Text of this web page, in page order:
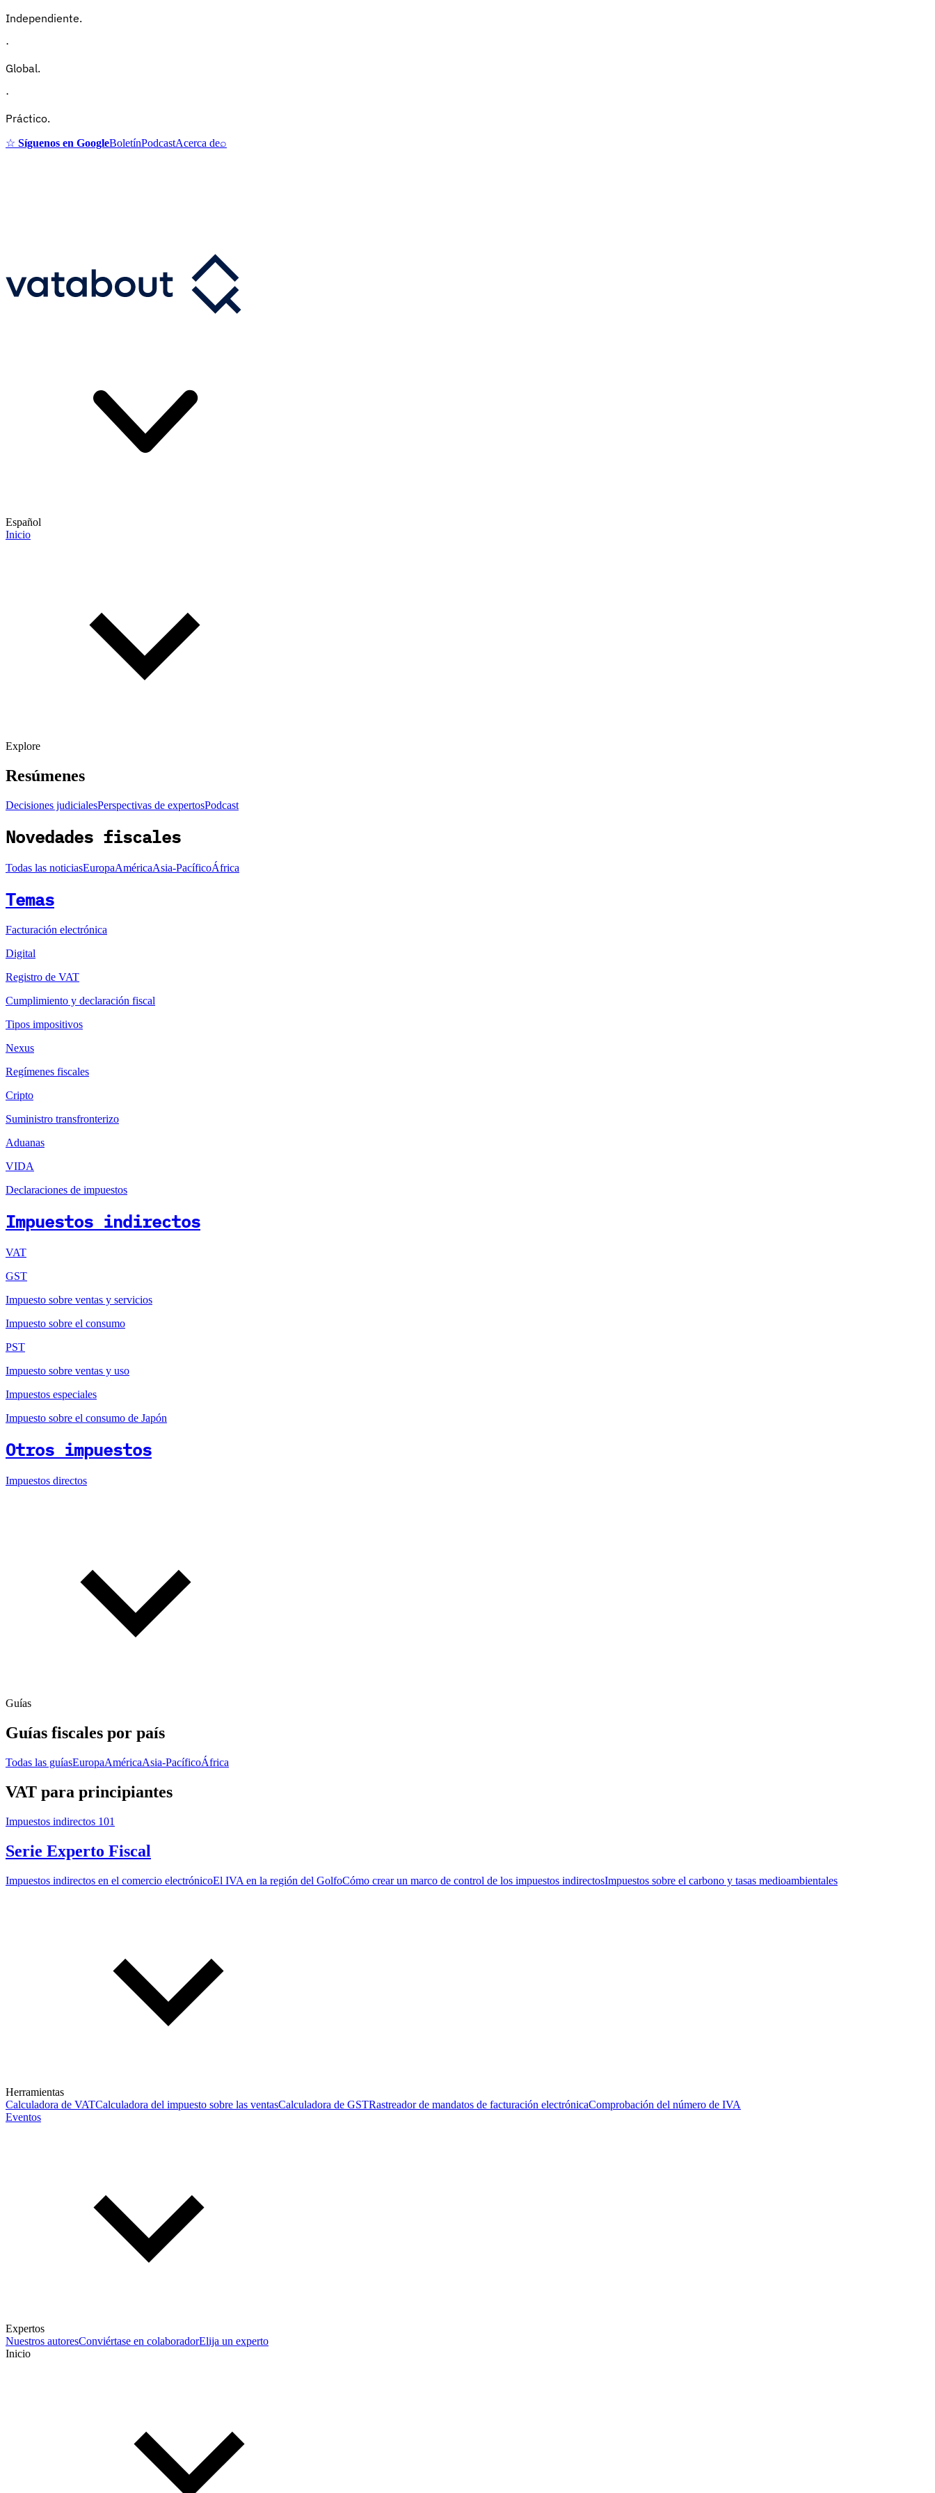
Independiente.
·
Global.
·
Práctico.
☆ Síguenos en GoogleBoletínPodcastAcerca de⌕
Español
Inicio
Explore
Resúmenes
Decisiones judicialesPerspectivas de expertosPodcast
Novedades fiscales
Todas las noticiasEuropaAméricaAsia-PacíficoÁfrica
Temas
Facturación electrónica
Digital
Registro de VAT
Cumplimiento y declaración fiscal
Tipos impositivos
Nexus
Regímenes fiscales
Cripto
Suministro transfronterizo
Aduanas
VIDA
Declaraciones de impuestos
Impuestos indirectos
VAT
GST
Impuesto sobre ventas y servicios
Impuesto sobre el consumo
PST
Impuesto sobre ventas y uso
Impuestos especiales
Impuesto sobre el consumo de Japón
Otros impuestos
Impuestos directos
Guías
Guías fiscales por país
Todas las guíasEuropaAméricaAsia-PacíficoÁfrica
VAT para principiantes
Impuestos indirectos 101
Serie Experto Fiscal
Impuestos indirectos en el comercio electrónicoEl IVA en la región del GolfoCómo crear un marco de control de los impuestos indirectosImpuestos sobre el carbono y tasas medioambientales
Herramientas
Calculadora de VATCalculadora del impuesto sobre las ventasCalculadora de GSTRastreador de mandatos de facturación electrónicaComprobación del número de IVA
Eventos
Expertos
Nuestros autoresConviértase en colaboradorElija un experto
Inicio